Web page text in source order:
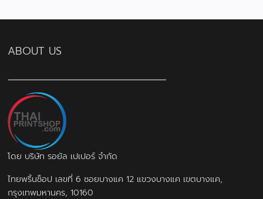
ABOUT US
โดย บริษัท รอยัล เปเปอร์ จำกัด
ไทยพริ้นช็อป เลขที่ 6 ซอยบางแค 12 แขวงบางแค เขตบางแค,
กรุงเทพมหานคร, 10160